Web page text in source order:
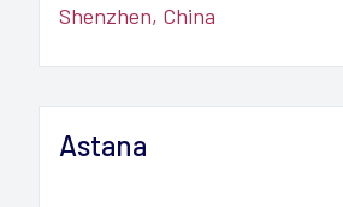
Shenzhen, China
Astana